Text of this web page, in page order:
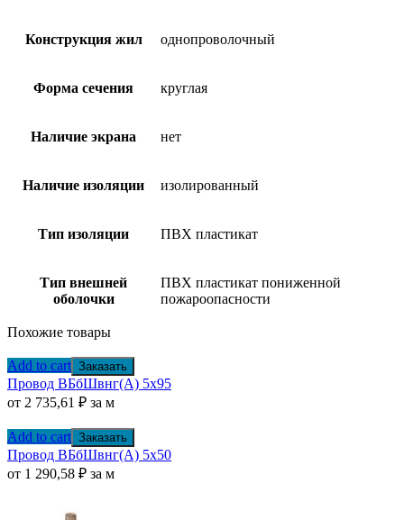
Конструкция жил однопроволочный
Форма сечения круглая
Наличие экрана нет
Наличие изоляции изолированный
Тип изоляции ПВХ пластикат
Тип внешней
оболочки
ПВХ пластикат пониженной
пожароопасности
Похожие товары
Add to cart Заказать
Провод ВБбШвнг(А) 5х95
от 2 735,61 ₽ за м
Add to cart Заказать
Провод ВБбШвнг(А) 5х50
от 1 290,58 ₽ за м